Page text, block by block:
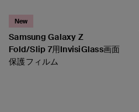
New
Samsung Galaxy Z
Fold/Slip 7用InvisiGlass画面
保護フィルム